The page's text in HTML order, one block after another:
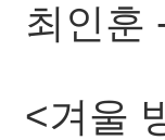
최인훈
<겨울